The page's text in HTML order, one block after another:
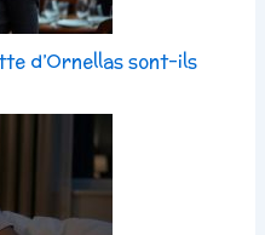
d’Ornellas sont-ils